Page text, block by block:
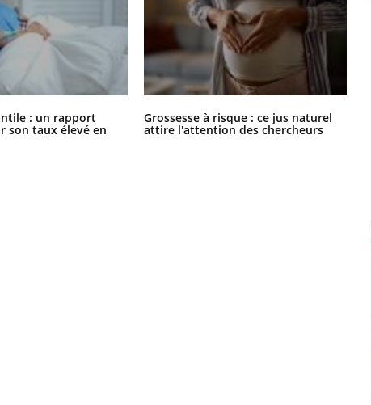
: un rapport
son taux élevé en
Grossesse à risque : ce jus naturel
attire l'attention des chercheurs